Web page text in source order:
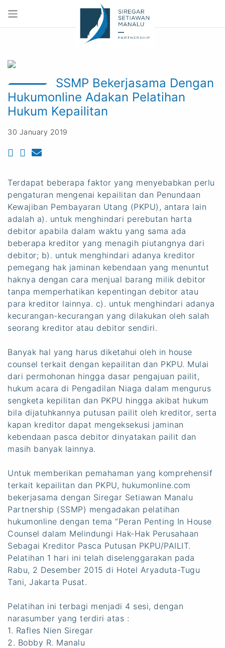
SSMP Bekerjasama Dengan
Hukumonline Adakan Pelatihan
Hukum Kepailitan
30 January 2019
Terdapat beberapa faktor yang menyebabkan perlu
pengaturan mengenai kepailitan dan Penundaan
Kewajiban Pembayaran Utang (PKPU), antara lain
adalah a). untuk menghindari perebutan harta
debitor apabila dalam waktu yang sama ada
beberapa kreditor yang menagih piutangnya dari
debitor; b). untuk menghindari adanya kreditor
pemegang hak jaminan kebendaan yang menuntut
haknya dengan cara menjual barang milik debitor
tanpa memperhatikan kepentingan debitor atau
para kreditor lainnya. c). untuk menghindari adanya
kecurangan-kecurangan yang dilakukan oleh salah
seorang kreditor atau debitor sendiri.
Banyak hal yang harus diketahui oleh in house
counsel terkait dengan kepailitan dan PKPU. Mulai
dari permohonan hingga dasar pengajuan pailit,
hukum acara di Pengadilan Niaga dalam mengurus
sengketa kepilitan dan PKPU hingga akibat hukum
bila dijatuhkannya putusan pailit oleh kreditor, serta
kapan kreditor dapat mengeksekusi jaminan
kebendaan pasca debitor dinyatakan pailit dan
masih banyak lainnya.
Untuk memberikan pemahaman yang komprehensif
terkait kepailitan dan PKPU, hukumonline.com
bekerjasama dengan Siregar Setiawan Manalu
Partnership (SSMP) mengadakan pelatihan
hukumonline dengan tema “Peran Penting In House
Counsel dalam Melindungi Hak-Hak Perusahaan
Sebagai Kreditor Pasca Putusan PKPU/PAILIT.
Pelatihan 1 hari ini telah diselenggarakan pada
Rabu, 2 Desember 2015 di Hotel Aryaduta-Tugu
Tani, Jakarta Pusat.
Pelatihan ini terbagi menjadi 4 sesi, dengan
narasumber yang terdiri atas :
1. Rafles Nien Siregar
2. Bobby R. Manalu